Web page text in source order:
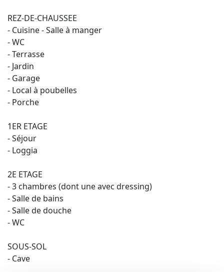
REZ-DE-CHAUSSEE
- Cuisine - Salle à manger
- WC
- Terrasse
- Jardin
- Garage
- Local à poubelles
- Porche
1ER ETAGE
- Séjour
- Loggia
2E ETAGE
- 3 chambres (dont une avec dressing)
- Salle de bains
- Salle de douche
- WC
SOUS-SOL
- Cave